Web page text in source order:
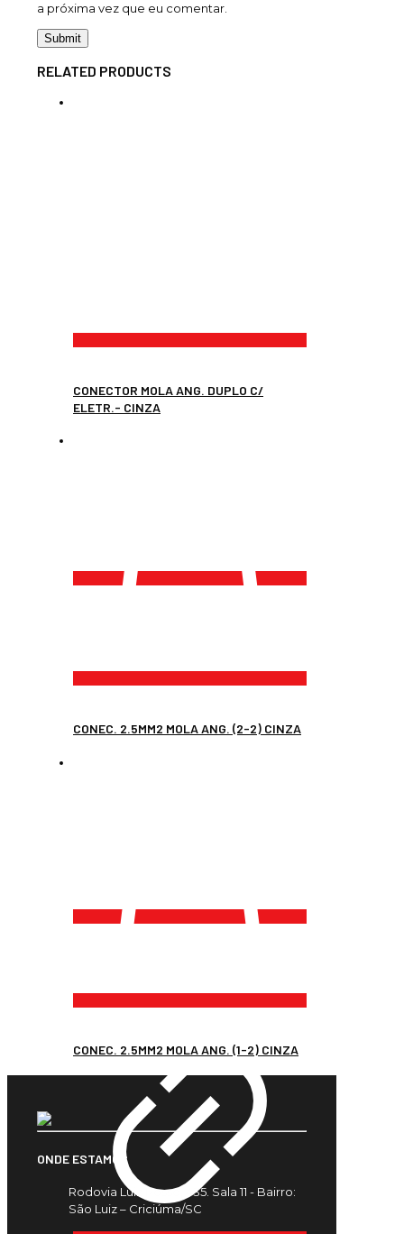
a próxima vez que eu comentar.
RELATED PRODUCTS
CONECTOR MOLA ANG. DUPLO C/
ELETR.- CINZA
CONEC. 2.5MM2 MOLA ANG. (2-2) CINZA
CONEC. 2.5MM2 MOLA ANG. (1-2) CINZA
ONDE ESTAMOS
Rodovia Luiz Rosso, 435. Sala 11 - Bairro:
São Luiz – Criciúma/SC